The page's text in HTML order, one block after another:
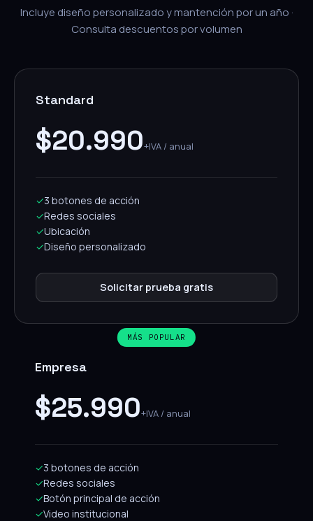
Incluye diseño personalizado y mantención por un año ·
Consulta descuentos por volumen
Standard
$20.990+IVA / anual
✓3 botones de acción
✓Redes sociales
✓Ubicación
✓Diseño personalizado
Solicitar prueba gratis
MÁS POPULAR
Empresa
$25.990+IVA / anual
✓3 botones de acción
✓Redes sociales
✓Botón principal de acción
✓Video institucional